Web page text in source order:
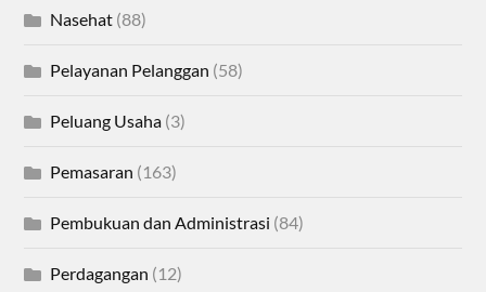
Nasehat (88)
Pelayanan Pelanggan (58)
Peluang Usaha (3)
Pemasaran (163)
Pembukuan dan Administrasi (84)
Perdagangan (12)